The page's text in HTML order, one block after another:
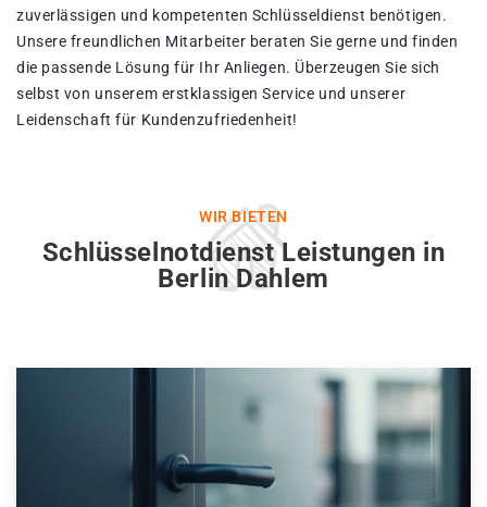
zuverlässigen und kompetenten Schlüsseldienst benötigen.
Unsere freundlichen Mitarbeiter beraten Sie gerne und finden
die passende Lösung für Ihr Anliegen. Überzeugen Sie sich
selbst von unserem erstklassigen Service und unserer
Leidenschaft für Kundenzufriedenheit!
WIR BIETEN
Schlüsselnotdienst Leistungen in
Berlin Dahlem